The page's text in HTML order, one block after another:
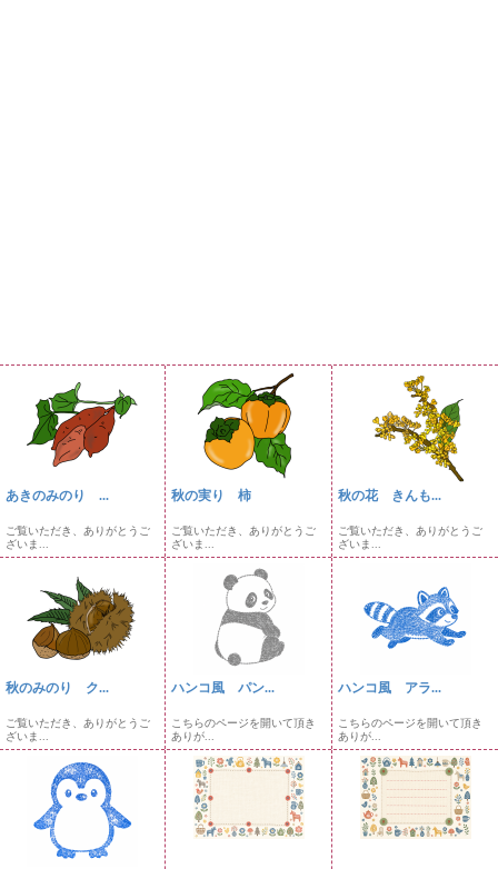
あきのみのり ...
ご覧いただき、ありがとうご
ざいま...
秋の実り 柿
ご覧いただき、ありがとうご
ざいま...
秋の花 きんも...
ご覧いただき、ありがとうご
ざいま...
秋のみのり ク...
ご覧いただき、ありがとうご
ざいま...
ハンコ風 パン...
こちらのページを開いて頂き
ありが...
ハンコ風 アラ...
こちらのページを開いて頂き
ありが...